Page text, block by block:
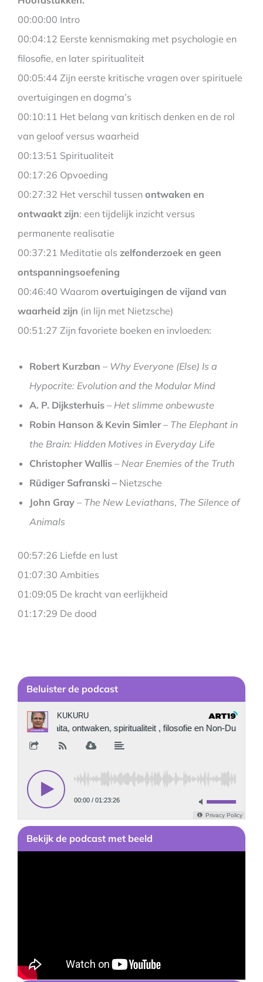
00:00:00 Intro
00:04:12 Eerste kennismaking met psychologie en
filosofie, en later spiritualiteit
00:05:44 Zijn eerste kritische vragen over spirituele
overtuigingen en dogma’s
00:10:11 Het belang van kritisch denken en de rol
van geloof versus waarheid
00:13:51 Spiritualiteit
00:17:26 Opvoeding
00:27:32 Het verschil tussen ontwaken en
ontwaakt zijn: een tijdelijk inzicht versus
permanente realisatie
00:37:21 Meditatie als zelfonderzoek en geen
ontspanningsoefening
00:46:40 Waarom overtuigingen de vijand van
waarheid zijn (in lijn met Nietzsche)
00:51:27 Zijn favoriete boeken en invloeden:
Robert Kurzban – Why Everyone (Else) Is a
Hypocrite: Evolution and the Modular Mind
A. P. Dijksterhuis – Het slimme onbewuste
Robin Hanson & Kevin Simler– The Elephant in
the Brain: Hidden Motives in Everyday Life
Christopher Wallis – Near Enemies of the Truth
Rüdiger Safranski – Nietzsche
John Gray – The New Leviathans, The Silence of
Animals
00:57:26 Liefde en lust
01:07:30 Ambities
01:09:05 De kracht van eerlijkheid
01:17:29 De dood
Beluister de podcast
Bekijk de podcast met beeld